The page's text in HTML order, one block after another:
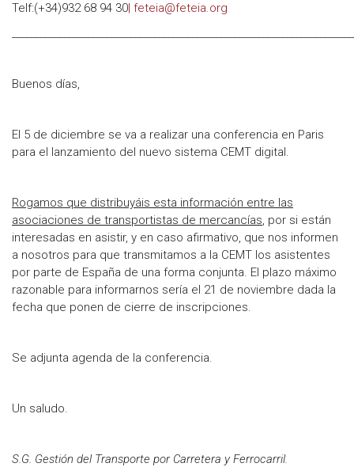
Telf:(+34)932 68 94 30| feteia@feteia.org
Buenos días,
El 5 de diciembre se va a realizar una conferencia en Paris
para el lanzamiento del nuevo sistema CEMT digital.
Rogamos que distribuyáis esta información entre las
asociaciones de transportistas de mercancías, por si están
interesadas en asistir, y en caso afirmativo, que nos informen
a nosotros para que transmitamos a la CEMT los asistentes
por parte de España de una forma conjunta. El plazo máximo
razonable para informarnos sería el 21 de noviembre dada la
fecha que ponen de cierre de inscripciones.
Se adjunta agenda de la conferencia.
Un saludo.
S.G. Gestión del Transporte por Carretera y Ferrocarril.